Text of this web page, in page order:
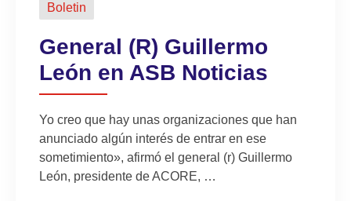
Boletin
General (R) Guillermo
León en ASB Noticias
Yo creo que hay unas organizaciones que han
anunciado algún interés de entrar en ese
sometimiento», afirmó el general (r) Guillermo
León, presidente de ACORE, …